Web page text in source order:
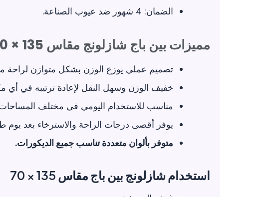
الضمان: 4 شهور ضد عيوب الصناعة.
مميزات بين باج شازلونج مقاس 135 × 80 وتربروف
تصميم عملي يوزع الوزن بشكل متوازن لراحة
خفيف الوزن وسهل النقل لإعادة ترتيبه في أي
مناسب للاستخدام اليومي في مختلف
يوفر أقصى درجات الراحة والاسترخاء بعد يوم
متوفر بألوان متعددة تناسب جميع الديكورات.
استخدام شازلونج بين باج مقاس 135 × 70